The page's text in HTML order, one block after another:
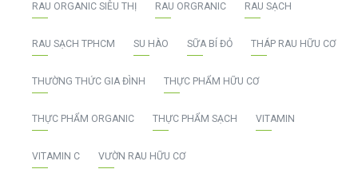
RAU ORGANIC SIÊU THỊ RAU ORGRANIC RAU SẠCH
RAU SẠCH TPHCM SU HÀO SỮA BÍ ĐỎ THÁP RAU HỮU CƠ
THƯỜNG THỨC GIA ĐÌNH THỰC PHẨM HỮU CƠ
THỰC PHẨM ORGANIC THỰC PHẨM SẠCH VITAMIN
VITAMIN C VƯỜN RAU HỮU CƠ